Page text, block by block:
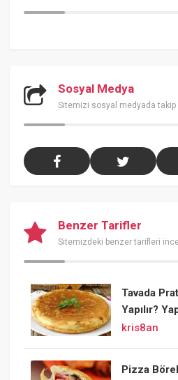
Sosyal Medya
Sitemizi sosyal medyada takip
Benzer Tarifler
Sitemizdeki benzer tarifleri
Tavada
Yapılır?
kris8an
Pizza